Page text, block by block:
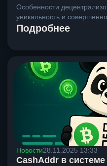
Особенности
уникальность и
Подробнее
Новости28.11.2025 13:33
CashAddr в